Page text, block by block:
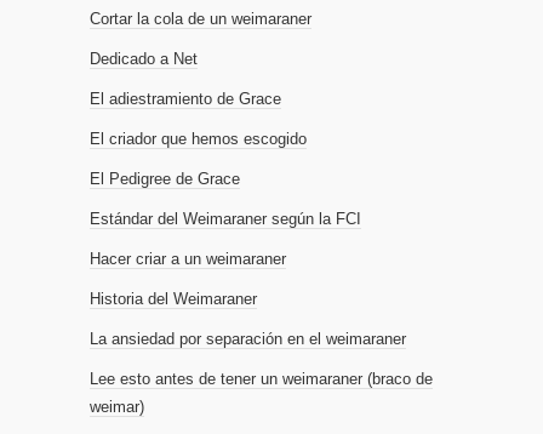
Cortar la cola de un weimaraner
Dedicado a Net
El adiestramiento de Grace
El criador que hemos escogido
El Pedigree de Grace
Estándar del Weimaraner según la FCI
Hacer criar a un weimaraner
Historia del Weimaraner
La ansiedad por separación en el weimaraner
Lee esto antes de tener un weimaraner (braco de
weimar)